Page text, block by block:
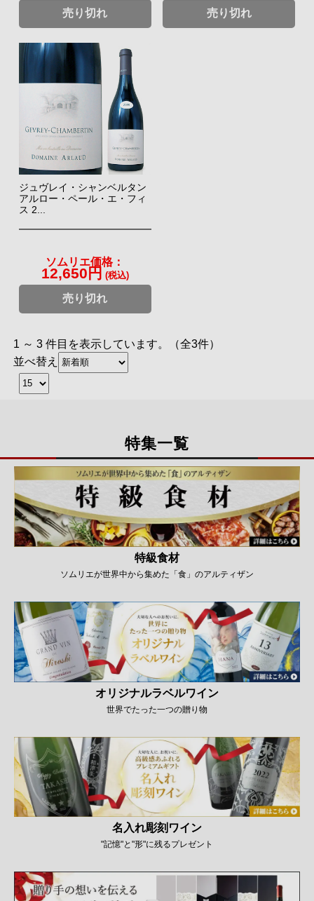
売り切れ 売り切れ
ジュヴレイ・シャンベルタン
アルロー・ペール・エ・フィ
ス 2...
ソムリエ価格：
12,650円 (税込)
売り切れ
1 ～ 3 件目を表示しています。（全3件）
並べ替え
特集一覧
特級食材
ソムリエが世界中から集めた「食」のアルティザン
オリジナルラベルワイン
世界でたった一つの贈り物
名入れ彫刻ワイン
"記憶"と"形"に残るプレゼント